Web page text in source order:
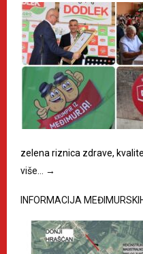
zelena riznica zdrave,
više…
→
INFORMACIJA